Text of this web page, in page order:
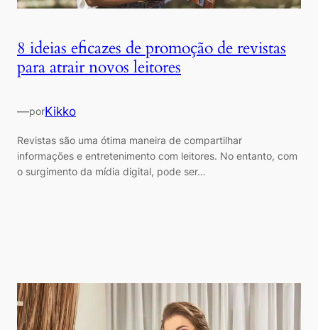
8 ideias eficazes de promoção de revistas
para atrair novos leitores
—porKikko
Revistas são uma ótima maneira de compartilhar
informações e entretenimento com leitores. No entanto, com
o surgimento da mídia digital, pode ser…